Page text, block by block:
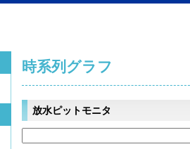
時系列グラフ
放水ピットモニタ